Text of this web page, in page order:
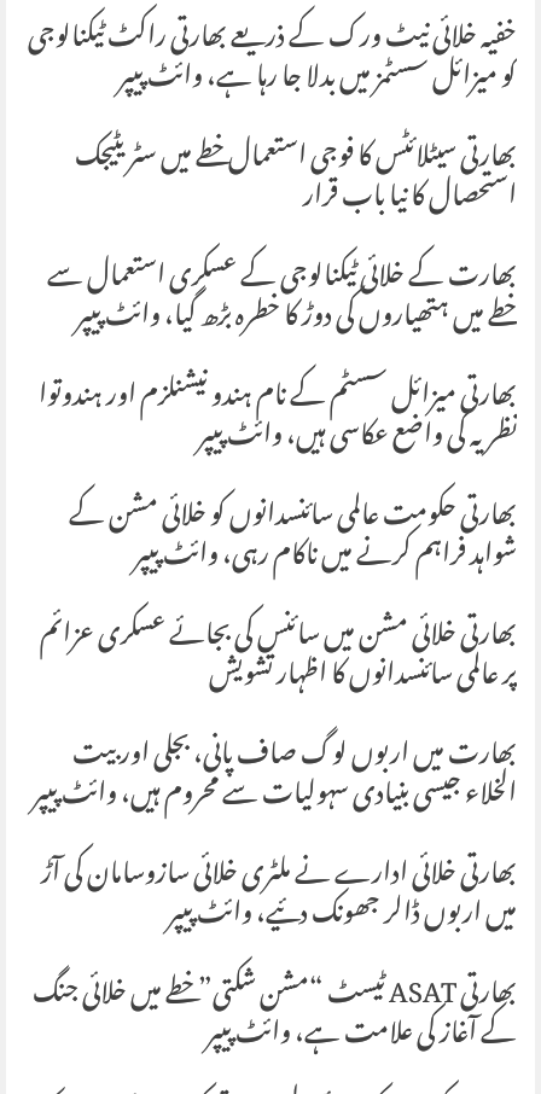
خفیہ خلائی نیٹ ورک کے ذریعے بھارتی راکٹ ٹیکنالوجی
کو میزائل سسٹمز میں بدلا جا رہا ہے، وائٹ پیپر
بھارتی سیٹلائٹس کا فوجی استعمال خطے میں سٹریٹیجک
استحصال کا نیا باب قرار
بھارت کے خلائی ٹیکنالوجی کے عسکری استعمال سے
خطے میں ہتھیاروں کی دوڑ کا خطرہ بڑھ گیا، وائٹ پیپر
بھارتی میزائل سسٹم کے نام ہندو نیشنلزم اور ہندوتوا
نظریہ کی واضع عکاسی ہیں، وائٹ پیپر
بھارتی حکومت عالمی سائنسدانوں کو خلائی مشن کے
شواہد فراہم کرنے میں ناکام رہی، وائٹ پیپر
بھارتی خلائی مشن میں سائنس کی بجائے عسکری عزائم
پر عالمی سائنسدانوں کا اظہار تشویش
بھارت میں اربوں لوگ صاف پانی، بجلی اور بیت
الخلاء جیسی بنیادی سہولیات سے محروم ہیں، وائٹ پیپر
بھارتی خلائی ادارے نے ملٹری خلائی سازوسامان کی آڑ
میں اربوں ڈالر جھونک دئیے، وائٹ پیپر
بھارتی ASAT ٹیسٹ “مشن شکتی” خطے میں خلائی جنگ
کے آغاز کی علامت ہے، وائٹ پیپر